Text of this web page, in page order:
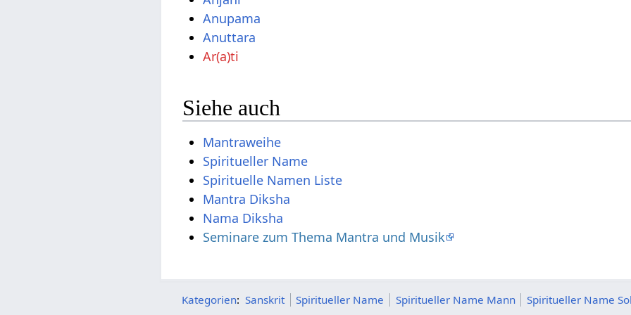
Anupama
Anuttara
Ar(a)ti
Siehe auch
Mantraweihe
Spiritueller Name
Spirituelle Namen Liste
Mantra Diksha
Nama Diksha
Seminare zum Thema Mantra und Musik
Kategorien: Sanskrit Spiritueller Name Spiritueller Name Mann Spiritueller Name